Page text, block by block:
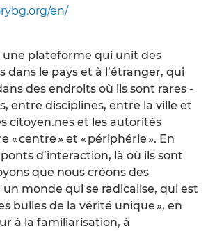
en/
une plateforme qui unit des
dans le pays et à l’étranger, qui
des endroits où ils sont rares -
entre disciplines, entre la ville et
citoyen.nes et les autorités
« centre » et « périphérie ». En
d’interaction, là où ils sont
que nous créons des
monde qui se radicalise, qui est
bulles de la vérité unique », en
à la familiarisation, à